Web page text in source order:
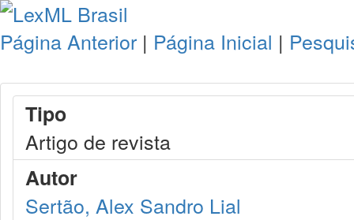
Página Anterior | Página Inicial |
Tipo
Artigo de revista
Autor
Sertão, Alex Sandro Lial